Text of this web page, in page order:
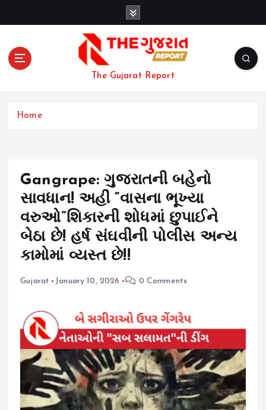
The Gujarat Report
Home
Gangrape: ગુજરાતની બહેનો
સાવધાન! અહીં “વાસના ભૂખ્યા
વરુઓ”શિકારની શોધમાં છુપાઈને
બેઠા છે! હર્ષ સંઘવીની પોલીસ અન્ય
કામોમાં વ્યસ્ત છે!!
Gujarat January 10, 2026 0 Comments